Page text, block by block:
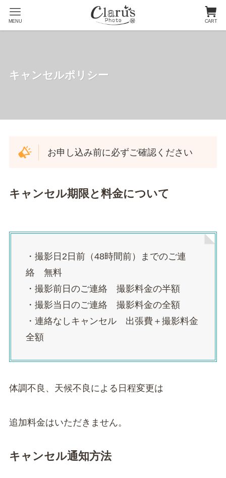
CART
MENU
キャンセルポリシー
お申し込み前に必ずご確認ください
キャンセル期限と料金について
・撮影日2日前（48時間前）までのご連
絡 無料
・撮影前日のご連絡 撮影料金の半額
・撮影当日のご連絡 撮影料金の全額
・連絡なしキャンセル 出張費＋撮影料金
全額
体調不良、天候不良による日程変更は
追加料金はいただきません。
キャンセル通知方法